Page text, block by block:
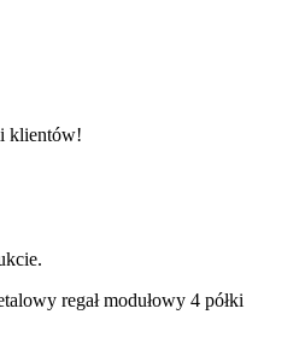
klientów!
regał modułowy 4 półki